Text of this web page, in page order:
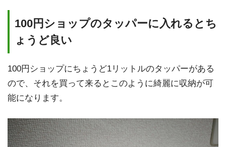
100円ショップのタッパーに入れるとち
ょうど良い
100円ショップにちょうど1リットルのタッパーがある
ので、それを買って来るとこのように綺麗に収納が可
能になります。